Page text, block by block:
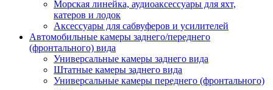
Морская линейка, аудиоаксессуары для яхт,
катеров и лодок
Аксессуары для сабвуферов и усилителей
Автомобильные камеры заднего/переднего
(фронтального) вида
Универсальные камеры заднего вида
Штатные камеры заднего вида
Универсальные камеры переднего (фронтального)